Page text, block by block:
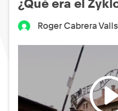
¿Qué era el
Roger Cabrera Valls